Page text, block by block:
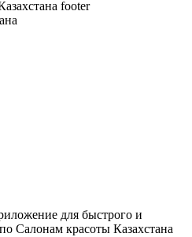
для быстрого и
Салонам красоты Казахстана